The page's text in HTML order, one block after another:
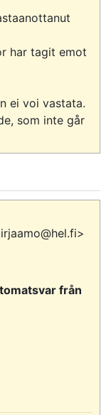
har tagit emot
ei voi vastata.
som inte går
från